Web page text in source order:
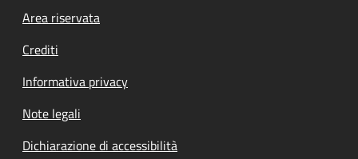
Footer menu
Area riservata
Crediti
Informativa privacy
Note legali
Dichiarazione di accessibilità